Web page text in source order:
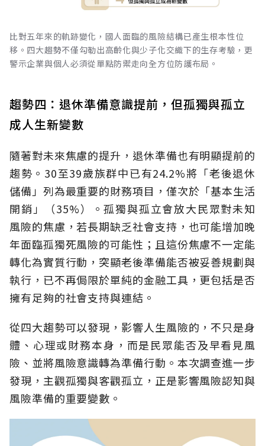
比對五年來的軌跡變化，國人面臨的風險結構已產生根本性位
移。四大趨勢不僅勾勒出高齡化與少子化交織下的生存考驗，更
警示企業與個人必須從單點防禦走向全方位防護布局。
趨勢四：退休準備意識提前，但孤獨與孤立
成人生新變數
隨著對未來焦慮的提升，退休準備也有明顯提前的
趨勢。30至39歲族群中已有24.2%將「老後退休
儲備」列為最重要的財務項目，僅次於「基本生活
開銷」（35%）。孤獨與孤立會放大民眾對未知
風險的焦慮，若長期缺乏社會支持，也可能增加晚
年面臨孤獨死風險的可能性；且這份焦慮不一定能
轉化為實質行動，突顯老後準備能否被妥善規劃與
執行，已不再侷限於單純的金融工具，更包括是否
擁有足夠的社會支持與連結。
從四大趨勢可以發現，影響人生風險的，不只是身
體、心理或財務本身，而是民眾能否及早看見風
險、並將風險意識轉為準備行動。本次調查進一步
發現，主觀孤獨與客觀孤立，正是影響風險認知與
風險準備的重要變數。